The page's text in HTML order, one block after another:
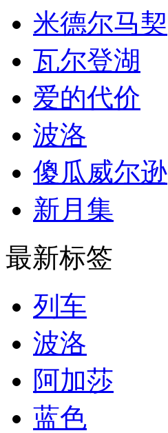
米德尔马契
瓦尔登湖
爱的代价
波洛
傻瓜威尔逊
新月集
最新标签
列车
波洛
阿加莎
蓝色